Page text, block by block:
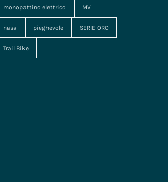
monopattino elettrico MV
nasa pieghevole SERIE ORO
Trail Bike